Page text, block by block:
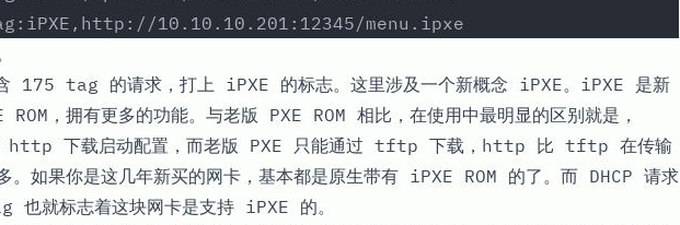
10.10.10.201:12345/menu.ipxe
175 tag 的请求，打上 iPXE 的标志。这里涉及一个新概念 iPXE。iPXE 是新
，拥有更多的功能。与老版 PXE ROM 相比，在使用中最明显的区别就是，
http 下载启动配置，而老版 PXE 只能通过 tftp 下载，http 比 tftp 在传输
。如果你是这几年新买的网卡，基本都是原生带有 iPXE ROM 的了。而 DHCP 请求
就标志着这块网卡是支持 iPXE 的。